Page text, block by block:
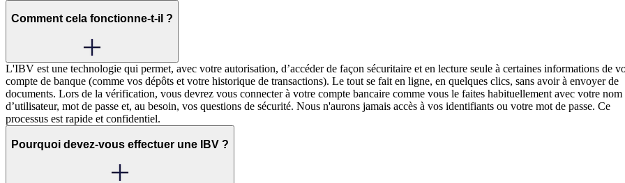
Comment cela fonctionne-t-il ?
L'IBV est une technologie qui permet, avec votre autorisation, d’accéder de façon sécuritaire et en lecture seule à certaines informations de
compte de banque (comme vos dépôts et votre historique de transactions). Le tout se fait en ligne, en quelques clics, sans avoir à envoyer de
documents. Lors de la vérification, vous devrez vous connecter à votre compte bancaire comme vous le faites habituellement avec votre nom
d’utilisateur, mot de passe et, au besoin, vos questions de sécurité. Nous n'aurons jamais accès à vos identifiants ou votre mot de passe. Ce
processus est rapide et confidentiel.
Pourquoi devez-vous effectuer une IBV ?